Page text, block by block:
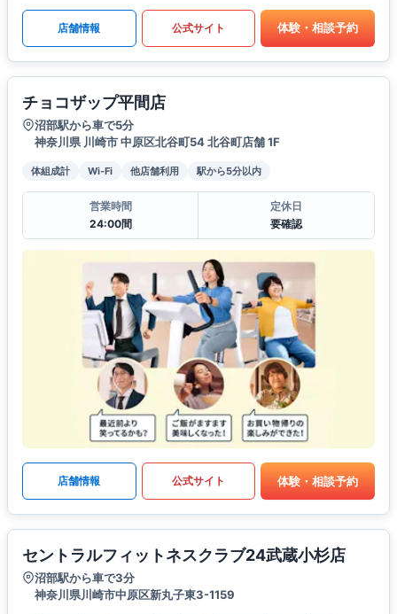
店舗情報 公式サイト 体験・相談予約
チョコザップ平間店
沼部駅から車で5分
神奈川県 川崎市 中原区北谷町54 北谷町店舗 1F
体組成計 Wi-Fi 他店舗利用 駅から5分以内
営業時間
24:00間
定休日
要確認
店舗情報 公式サイト 体験・相談予約
セントラルフィットネスクラブ24武蔵小杉店
沼部駅から車で3分
神奈川県川崎市中原区新丸子東3-1159